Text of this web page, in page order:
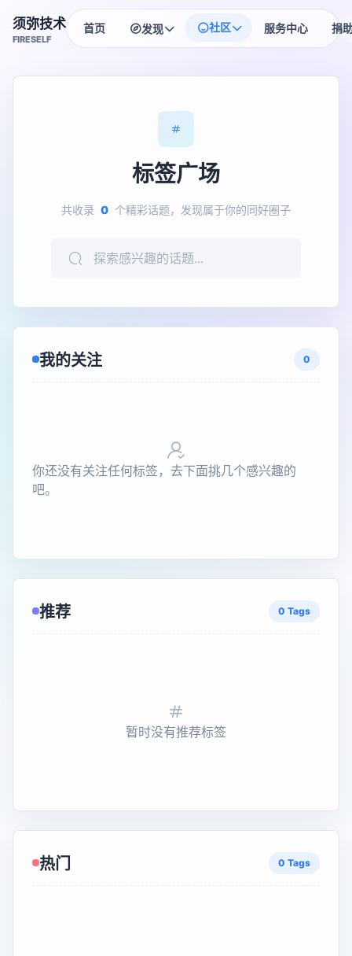
须弥技术
FIRESELF
首页 发现
把心事贴成便签
头衔商城 NEW
社区 服务中心 捐
标签广场
共收录 0 个精彩话题，发现属于你的同好圈子
我的关注 0
你还没有关注任何标签，去下面挑几个感兴趣的
吧。
推荐 0 Tags
暂时没有推荐标签
热门 0 Tags